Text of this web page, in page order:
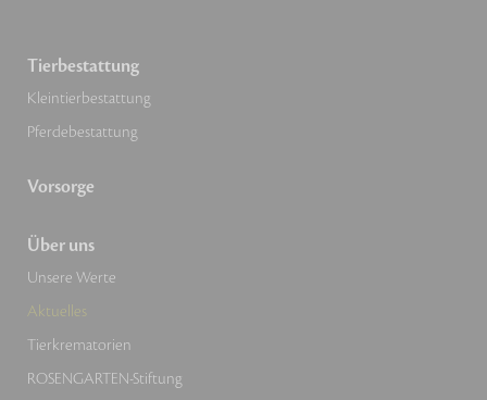
Tierbestattung
Kleintierbestattung
Pferdebestattung
Vorsorge
Über uns
Unsere Werte
Aktuelles
Tierkrematorien
ROSENGARTEN-Stiftung